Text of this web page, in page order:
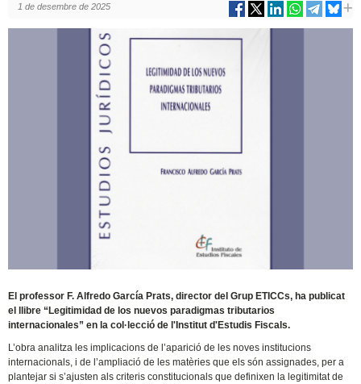
1 de desembre de 2025
El professor F. Alfredo García Prats, director del Grup ETICCs, ha publicat
el llibre “Legitimidad de los nuevos paradigmas tributarios
internacionales” en la col·lecció de l'Institut d'Estudis Fiscals.
L’obra analitza les implicacions de l’aparició de les noves institucions
internacionals, i de l’ampliació de les matèries que els són assignades, per a
plantejar si s’ajusten als criteris constitucionals que definixen la legitimitat de